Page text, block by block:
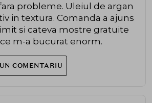
probleme. Uleiul de argan
in textura. Comanda a ajuns
si cateva mostre gratuite
m-a bucurat enorm.
COMENTARIU